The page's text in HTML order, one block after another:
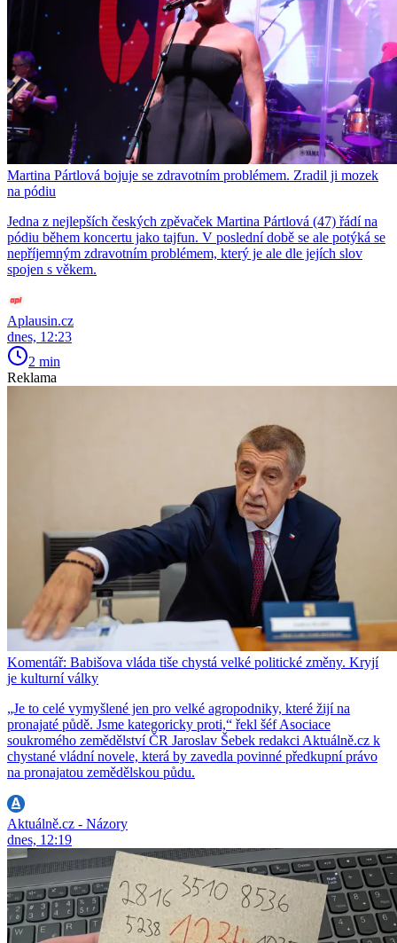
Martina Pártlová bojuje se zdravotním problémem. Zradil ji mozek
na pódiu
Jedna z nejlepších českých zpěvaček Martina Pártlová (47) řádí na
pódiu během koncertu jako tajfun. V poslední době se ale potýká se
nepříjemným zdravotním problémem, který je ale dle jejích slov
spojen s věkem.
Aplausin.cz
dnes, 12:23
2 min
Reklama
Komentář: Babišova vláda tiše chystá velké politické změny. Kryjí
je kulturní války
„Je to celé vymyšlené jen pro velké agropodniky, které žijí na
pronajaté půdě. Jsme kategoricky proti,“ řekl šéf Asociace
soukromého zemědělství ČR Jaroslav Šebek redakci Aktuálně.cz k
chystané vládní novele, která by zavedla povinné předkupní právo
na pronajatou zemědělskou půdu.
Aktuálně.cz - Názory
dnes, 12:19